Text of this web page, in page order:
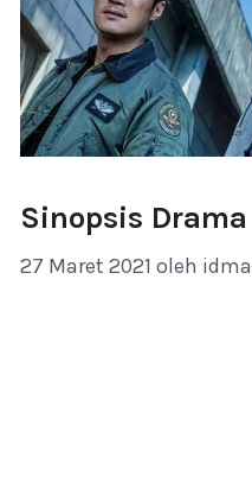
Sinopsis Drama
27 Maret 2021 oleh